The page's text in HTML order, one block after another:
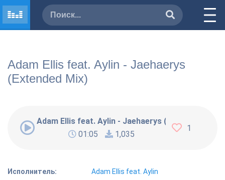
Adam Ellis feat. Aylin - Jaehaerys
(Extended Mix)
Adam Ellis feat. Aylin - Jaehaerys (Extended Mix)
01:05
1,035
1
Исполнитель:
Adam Ellis feat. Aylin